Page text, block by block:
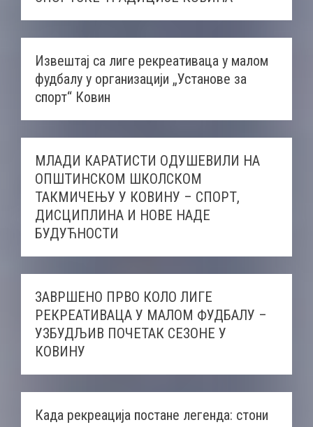
Извештај са лиге рекреативаца у малом
фудбалу у организацији „Установе за
спорт“ Ковин
МЛАДИ КАРАТИСТИ ОДУШЕВИЛИ НА
ОПШТИНСКОМ ШКОЛСКОМ
ТАКМИЧЕЊУ У КОВИНУ – СПОРТ,
ДИСЦИПЛИНА И НОВЕ НАДЕ
БУДУЋНОСТИ
ЗАВРШЕНО ПРВО КОЛО ЛИГЕ
РЕКРЕАТИВАЦА У МАЛОМ ФУДБАЛУ –
УЗБУДЉИВ ПОЧЕТАК СЕЗОНЕ У
КОВИНУ
Када рекреација постане легенда: стони